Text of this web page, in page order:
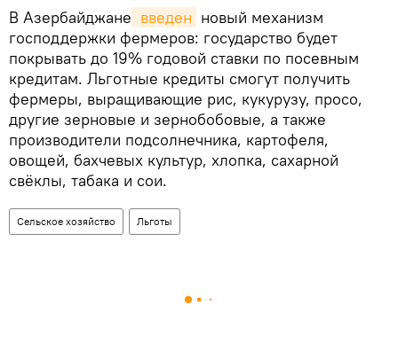
В Азербайджане введен новый механизм
господдержки фермеров: государство будет
покрывать до 19% годовой ставки по посевным
кредитам. Льготные кредиты смогут получить
фермеры, выращивающие рис, кукурузу, просо,
другие зерновые и зернобобовые, а также
производители подсолнечника, картофеля,
овощей, бахчевых культур, хлопка, сахарной
свёклы, табака и сои.
Сельское хозяйство Льготы